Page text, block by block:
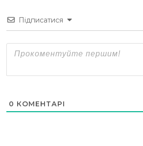
Підписатися
0 КОМЕНТАРІ